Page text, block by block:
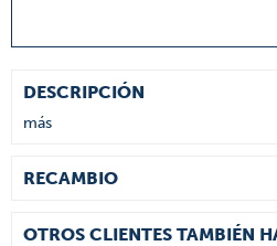
DESCRIPCIÓN
más
RECAMBIO
OTROS CLIENTES TAMBIÉN